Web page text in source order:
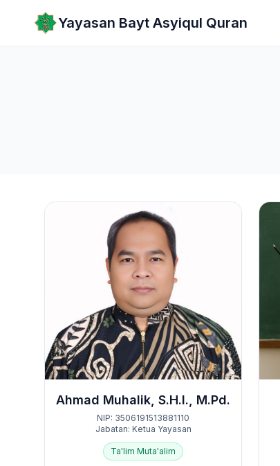
Lewati ke konten utama
Yayasan Bayt Asyiqul Quran
Ahmad Muhalik, S.H.I., M.Pd.
NIP: 3506191513881110
Jabatan: Ketua Yayasan
Ta'lim Muta'alim